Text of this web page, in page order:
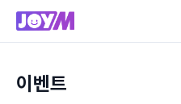
이벤트